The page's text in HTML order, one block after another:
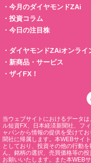
・ 今月のダイヤモンドZAi
・ 投資コラム
・ 今日の注目株
・ ダイヤモンドZAiオンライ
・ 新商品・サービス
・ ザイFX！
当ウェブサイトにおけるデータ
ル短資FX、日本経済新聞社、フ
ャパンから情報の提供を受けて
聞社に帰属します。本WEBサイ
としており、投資その他の行動
ん。銘柄の選択、売買価格等の
お願いいたします。また本WEB